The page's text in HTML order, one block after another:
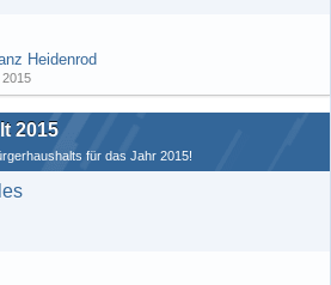
Heidenrod
2015
für das Jahr 2015!